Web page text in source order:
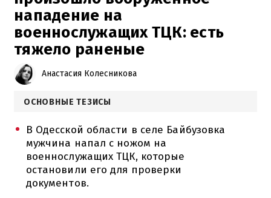
нападение на
военнослужащих ТЦК: есть
тяжело раненые
Анастасия Колесникова
ОСНОВНЫЕ ТЕЗИСЫ
В Одесской области в селе Байбузовка
мужчина напал с ножом на
военнослужащих ТЦК, которые
остановили его для проверки
документов.